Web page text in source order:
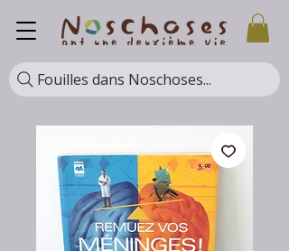
Fouilles dans Noschoses...